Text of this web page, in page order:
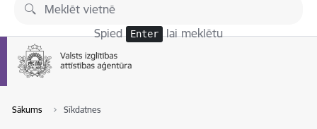
Pāriet uz lapas saturu
Spied Enter lai meklētu
Sākums Sīkdatnes